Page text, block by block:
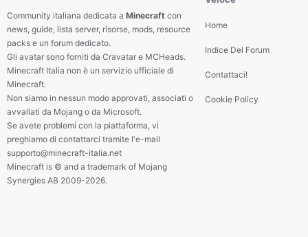
Community italiana dedicata a Minecraft con
news, guide, lista server, risorse, mods, resource
packs e un forum dedicato.
Gli avatar sono forniti da Cravatar e MCHeads.
Minecraft Italia non è un servizio ufficiale di
Minecraft.
Non siamo in nessun modo approvati, associati o
avvallati da Mojang o da Microsoft.
Se avete problemi con la piattaforma, vi
preghiamo di contattarci tramite l'e-mail
supporto@minecraft-italia.net
Minecraft is © and a trademark of Mojang
Synergies AB 2009-2026.
Home
Indice Del Forum
Contattaci!
Cookie Policy